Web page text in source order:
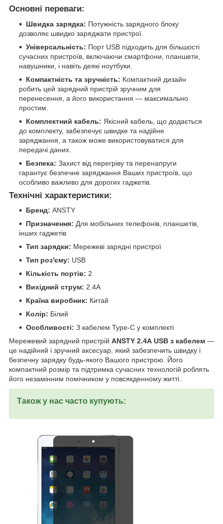
Основні переваги:
Швидка зарядка: Потужність зарядного блоку
дозволяє швидко заряджати пристрої.
Універсальність: Порт USB підходить для більшості
сучасних пристроїв, включаючи смартфони, планшети,
навушники, і навіть деякі ноутбуки.
Компактність та зручність: Компактний дизайн
робить цей зарядний пристрій зручним для
перенесення, а його використання — максимально
простим.
Комплектний кабель: Якісний кабель, що додається
до комплекту, забезпечує швидке та надійне
заряджання, а також може використовуватися для
передачі даних.
Безпека: Захист від перегріву та перенапруги
гарантує безпечне заряджання Ваших пристроїв, що
особливо важливо для дорогих гаджетів.
Технічні характеристики:
Бренд: ANSTY
Призначення: Для мобільних телефонів, планшетів,
інших гаджетів
Тип зарядки: Мережеві зарядні пристрої
Тип роз'єму: USB
Кількість портів: 2
Вихідний струм: 2.4A
Країна виробник: Китай
Колір: Білий
Особливості: З кабелем Type-C у комплекті
Мережевий зарядний пристрій ANSTY 2.4A USB з кабелем —
це надійний і зручний аксесуар, який забезпечить швидку і
безпечну зарядку будь-якого Вашого пристрою. Його
компактний розмір та підтримка сучасних технологій роблять
його незамінним помічником у повсякденному житті.
Також у нас часто купують: